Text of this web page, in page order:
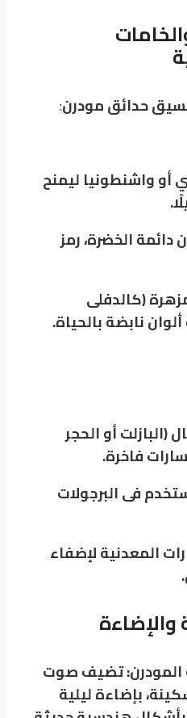
حدائق مودرن:
أو واشنطونيا ليمنح
دائمة الخضرة، رمز
(كالدفلى
نابضة بالحياة.
(البازلت أو الحجر
فاخرة.
فى البرجولات
المعدنية لإضفاء
والإضاءة
المودرن: تضيف صوت
بإضاءة ليلية